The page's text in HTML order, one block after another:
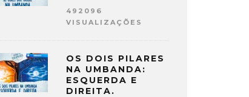
492096
VISUALIZAÇÕES
OS DOIS PILARES
NA UMBANDA:
ESQUERDA E
DIREITA.